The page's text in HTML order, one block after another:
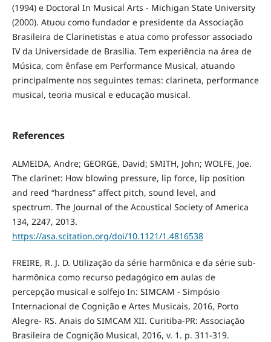
(1994) e Doctoral In Musical Arts - Michigan State University
(2000). Atuou como fundador e presidente da Associação
Brasileira de Clarinetistas e atua como professor associado
IV da Universidade de Brasília. Tem experiência na área de
Música, com ênfase em Performance Musical, atuando
principalmente nos seguintes temas: clarineta, performance
musical, teoria musical e educação musical.
References
ALMEIDA, Andre; GEORGE, David; SMITH, John; WOLFE, Joe.
The clarinet: How blowing pressure, lip force, lip position
and reed “hardness” affect pitch, sound level, and
spectrum. The Journal of the Acoustical Society of America
134, 2247, 2013.
https://asa.scitation.org/doi/10.1121/1.4816538
FREIRE, R. J. D. Utilização da série harmônica e da série sub-
harmônica como recurso pedagógico em aulas de
percepção musical e solfejo In: SIMCAM - Simpósio
Internacional de Cognição e Artes Musicais, 2016, Porto
Alegre- RS. Anais do SIMCAM XII. Curitiba-PR: Associação
Brasileira de Cognição Musical, 2016, v. 1. p. 311-319.